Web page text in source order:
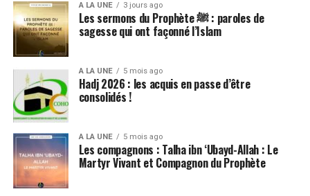
A LA UNE 3 jours ago
Les sermons du Prophète ﷺ : paroles de
sagesse qui ont façonné l’Islam
A LA UNE 5 mois ago
Hadj 2026 : les acquis en passe d’être
consolidés !
A LA UNE 5 mois ago
Les compagnons : Talha ibn ‘Ubayd-Allah : Le
Martyr Vivant et Compagnon du Prophète